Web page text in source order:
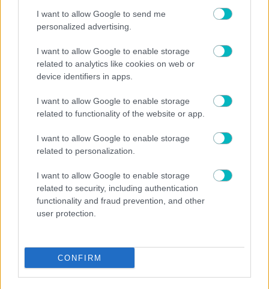
I want to allow Google to send me
personalized advertising.
I want to allow Google to enable storage
related to analytics like cookies on web or
device identifiers in apps.
I want to allow Google to enable storage
related to functionality of the website or app.
I want to allow Google to enable storage
related to personalization.
I want to allow Google to enable storage
related to security, including authentication
functionality and fraud prevention, and other
user protection.
CONFIRM
ΠΟΔΟΣΦΑΙΡΟ
Κύπελλο Ελλάδας: Ανακοινώθηκε το πρόγραμμα του
2ου προκριματικού γύρου